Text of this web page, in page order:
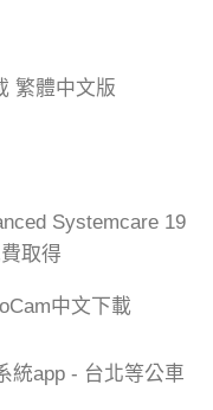
繁體中文版
Systemcare 19
取得
中文下載
統app - 台北等公車